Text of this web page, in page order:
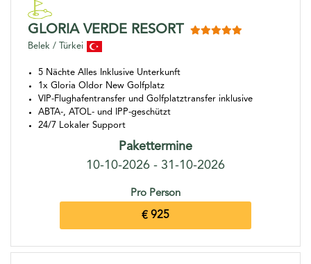
GLORIA VERDE RESORT
Belek / Türkei
5 Nächte Alles Inklusive Unterkunft
1x Gloria Oldor New Golfplatz
VIP-Flughafentransfer und Golfplatztransfer inklusive
ABTA-, ATOL- und IPP-geschützt
24/7 Lokaler Support
Pakettermine
10-10-2026 - 31-10-2026
Pro Person
€ 925